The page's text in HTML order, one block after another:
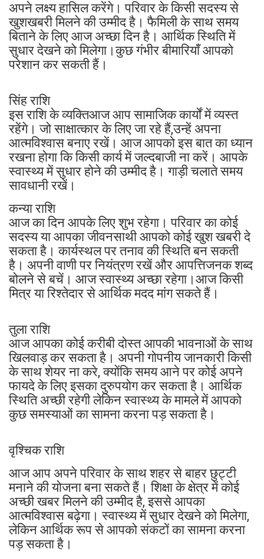
अपने लक्ष्य हासिल करेंगे। परिवार के किसी सदस्य से
खुशखबरी मिलने की उम्मीद है। फैमिली के साथ समय
बिताने के लिए आज अच्छा दिन है। आर्थिक स्थिति में
सुधार देखने को मिलेगा।कुछ गंभीर बीमारियाँ आपको
परेशान कर सकती हैं।
सिंह राशि
इस राशि के व्यक्तिआज आप सामाजिक कार्यों में व्यस्त
रहेंगे। जो साक्षात्कार के लिए जा रहे हैं,उन्हें अपना
आत्मविश्वास बनाए रखें। आज आपको इस बात का ध्यान
रखना होगा कि किसी कार्य में जल्दबाजी ना करें। आपके
स्वास्थ्य में सुधार होने की उम्मीद है। गाड़ी चलाते समय
सावधानी रखें।
कन्या राशि
आज का दिन आपके लिए शुभ रहेगा। परिवार का कोई
सदस्य या आपका जीवनसाथी आपको कोई खुश खबरी दे
सकता है। कार्यस्थल पर तनाव की स्थिति बन सकती
है। अपनी वाणी पर नियंत्रण रखें और आपत्तिजनक शब्द
बोलने से बचें। आज स्वास्थ्य अच्छा रहेगा।आज किसी
मित्र या रिश्तेदार से आर्थिक मदद मांग सकते हैं।
तुला राशि
आज आपका कोई करीबी दोस्त आपकी भावनाओं के साथ
खिलवाड़ कर सकता है। अपनी गोपनीय जानकारी किसी
के साथ शेयर ना करे, क्योंकि समय आने पर कोई अपने
फायदे के लिए इसका दुरुपयोग कर सकता है। आर्थिक
स्थिति अच्छी रहेगी लेकिन स्वास्थ्य के मामले में आपको
कुछ समस्याओं का सामना करना पड़ सकता है।
वृश्चिक राशि
आज आप अपने परिवार के साथ शहर से बाहर छुट्टी
मनाने की योजना बना सकते हैं। शिक्षा के क्षेत्र में कोई
अच्छी खबर मिलने की उम्मीद है, इससे आपका
आत्मविश्वास बढ़ेगा। स्वास्थ्य में सुधार देखने को मिलेगा,
लेकिन आर्थिक रूप से आपको संकटों का सामना करना
पड़ सकता है।